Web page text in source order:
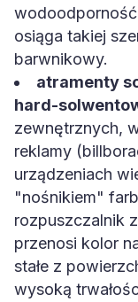
osiąga takiej
barwnikowy.
atramenty
hard-
zewnętrznych,
reklamy
urządzeniach
"nośnikiem"
rozpuszczalnik
przenosi kolor
stałe z
wysoką